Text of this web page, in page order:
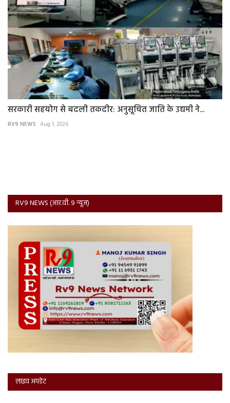
सरकारी सहयोग से बदली तकदीर: अनुसूचित जाति के उद्यमी ने...
RV9 NEWS Aug 1, 2026
RV9 NEWS (आर.वी. 9 न्यूज़)
लाइव अपडेट